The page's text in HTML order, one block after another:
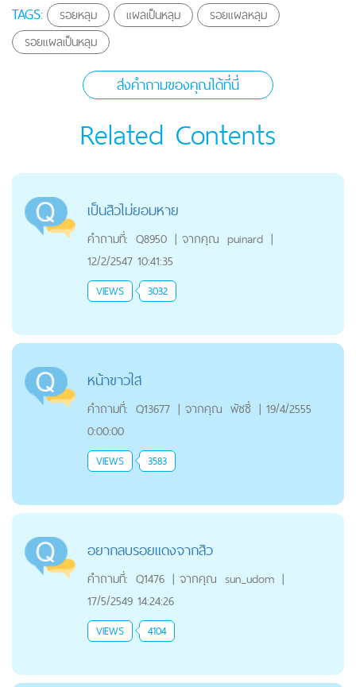
TAGS: รอยหลุม แผลเป็นหลุม
รอยแผลหลุม
รอยแผลเป็นหลุม
ส่งคำถามของคุณได้ที่นี่
Related Contents
เป็นสิวไม่ยอมหาย
คำถามที่: Q8950 | จากคุณ puinard |
12/2/2547 10:41:35
VIEWS 3032
หน้าขาวใส
คำถามที่: Q13677 | จากคุณ พัชซี่ | 19/4/2555
0:00:00
VIEWS 3583
อยากลบรอยแดงจากสิว
คำถามที่: Q1476 | จากคุณ sun_udom |
17/5/2549 14:24:26
VIEWS 4104